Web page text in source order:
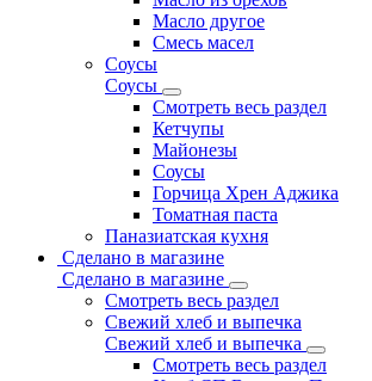
Масло другое
Смесь масел
Соусы
Соусы
Смотреть весь раздел
Кетчупы
Майонезы
Соусы
Горчица Хрен Аджика
Томатная паста
Паназиатская кухня
Сделано в магазине
Сделано в магазине
Смотреть весь раздел
Свежий хлеб и выпечка
Свежий хлеб и выпечка
Смотреть весь раздел